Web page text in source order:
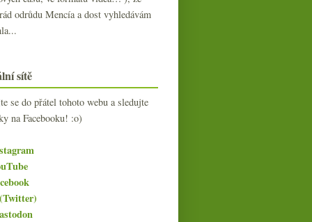
odrůdu Mencía a dost vyhledávám
sítě
se do přátel tohoto webu a sledujte
na Facebooku! :o)